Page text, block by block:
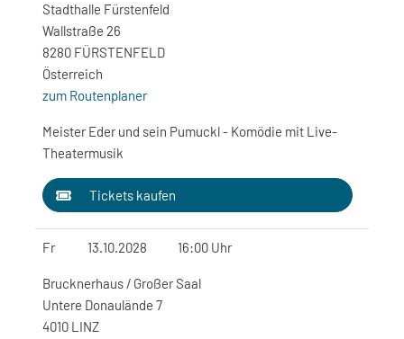
Stadthalle Fürstenfeld
Wallstraße 26
8280 FÜRSTENFELD
Österreich
zum Routenplaner
Meister Eder und sein Pumuckl - Komödie mit Live-
Theatermusik
Tickets kaufen
Fr 13.10.2028 16:00 Uhr
Brucknerhaus / Großer Saal
Untere Donaulände 7
4010 LINZ